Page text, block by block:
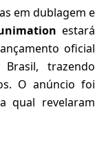
em dublagem e
estará
oficial
trazendo
O anúncio foi
qual revelaram